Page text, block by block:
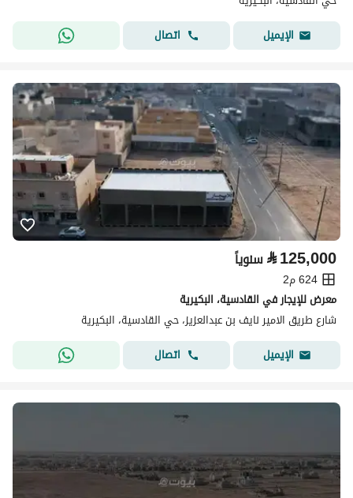
الإيميل
اتصال
⃁125,000 سنوياً
624 م2
معرض للإيجار في القادسية، البكيرية
شارع طريق الامير نايف بن عبدالعزيز، حي القادسية، البكيرية
الإيميل
اتصال